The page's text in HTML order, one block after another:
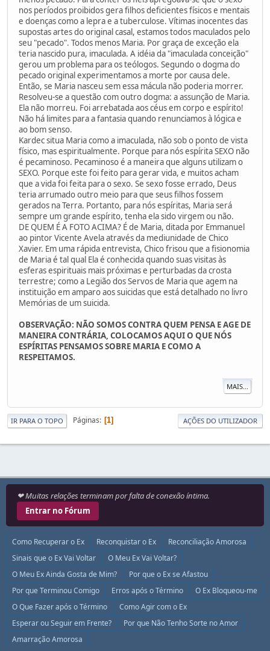
nos períodos proibidos gera filhos deficientes físicos e mentais
e doenças como a lepra e a tuberculose. Vítimas inocentes das
supostas artes do original casal, estamos todos maculados pelo
seu "pecado". Todos menos Maria. Por graça de exceção ela
teria nascido pura, imaculada. A idéia da "imaculada conceição"
gerou um problema para os teólogos. Segundo o dogma do
pecado original experimentamos a morte por causa dele.
Então, se Maria nasceu sem essa mácula não poderia morrer.
Resolveu-se a questão com outro dogma: a assunção de Maria.
Ela não morreu. Foi arrebatada aos céus em corpo e espírito!
Não há limites para a fantasia quando renunciamos à lógica e
ao bom senso.
Kardec situa Maria como a imaculada, não sob o ponto de vista
físico, mas espiritualmente. Porque para nós espírita SEXO não
é pecaminoso. Pecaminoso é a maneira que alguns utilizam o
SEXO. Porque este foi feito para gerar vida, e muitos acham
que a vida foi feita para o sexo. Se sexo fosse errado, Deus
teria arrumado outro meio para que seus filhos fossem
gerados na Terra. Portanto, para nós espíritas, Maria será
sempre um grande espírito, tenha ela sido virgem ou não.
DE QUEM É A FOTO ACIMA? É de Maria, ditada por Emmanuel
ao pintor Vicente Avela através da mediunidade de Chico
Xavier. Em uma rápida entrevista, Chico frisou que a fisionomia
de Maria é tal qual Ela é conhecida quando suas visitas às
esferas espirituais mais próximas e perturbadas da crosta
terrestre; como a Legião dos Servos de Maria que agem na
instituição em amparo aos suicidas que está detalhado no livro
Memórias de um suicida.
OBSERVAÇÃO: NÃO SOMOS CONTRA QUEM PENSA E AGE DE
MANEIRA CONTRÁRIA, COLOCAMOS AQUI O QUE NÓS
ESPÍRITAS PENSAMOS SOBRE MARIA E COMO A
RESPEITAMOS.
MAIS...
IR PARA O TOPO Páginas 1 AÇÕES DO UTILIZADOR
❤ Muitas relações terminam por falta de conexão íntima.
Entrar no Fórum
Como Recuperar o Ex Reconquistar o Ex
Reconciliação Amorosa
Sinais que o Ex Vai Voltar
O Meu Ex Vai Voltar?
O Meu Ex Ainda Gosta de Mim?
Por que o Ex se Afastou
Por que Terminou Comigo
Erros após o Término
O Ex Bloqueou-me
O Que Fazer após o Término
Como Agir com o Ex
Esperar ou Seguir em Frente?
Por que Não Tenho Sorte no Amor
Amarração Amorosa